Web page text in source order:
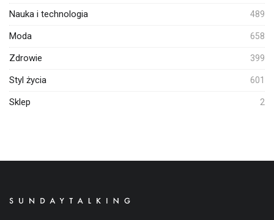
Nauka i technologia 489
Moda 658
Zdrowie 399
Styl życia 601
Sklep 2